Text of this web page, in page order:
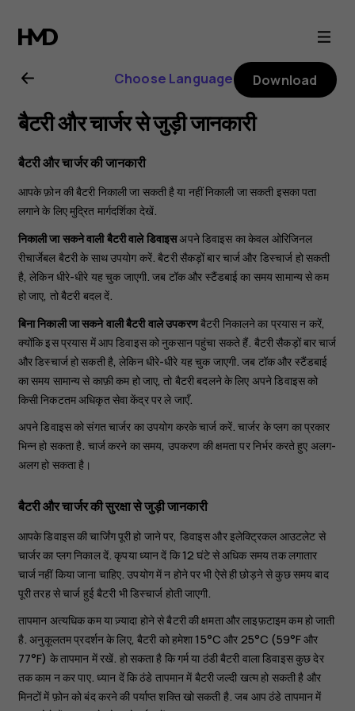
Nokia
G21
user
guide
Choose Language Download
बैटरी और चार्जर से जुड़ी जानकारी
बैटरी और चार्जर की जानकारी
आपके फ़ोन की बैटरी निकाली जा सकती है या नहीं निकाली जा सकती इसका पता
लगाने के लिए मुद्रित मार्गदर्शिका देखें.
निकाली जा सकने वाली बैटरी वाले डिवाइसअपने डिवाइस का केवल ओरिजिनल
रीचार्जेबल बैटरी के साथ उपयोग करें. बैटरी सैकड़ों बार चार्ज और डिस्चार्ज हो सकती
है, लेकिन धीरे-धीरे यह चुक जाएगी. जब टॉक और स्टैंडबाई का समय सामान्य से कम
हो जाए, तो बैटरी बदल दें.
बिना निकाली जा सकने वाली बैटरी वाले उपकरणबैटरी निकालने का प्रयास न करें,
क्योंकि इस प्रयास में आप डिवाइस को नुकसान पहुंचा सकते हैं. बैटरी सैकड़ों बार चार्ज
और डिस्चार्ज हो सकती है, लेकिन धीरे-धीरे यह चुक जाएगी. जब टॉक और स्टैंडबाई
का समय सामान्य से काफ़ी कम हो जाए, तो बैटरी बदलने के लिए अपने डिवाइस को
किसी निकटतम अधिकृत सेवा केंद्र पर ले जाएँ.
अपने डिवाइस को संगत चार्जर का उपयोग करके चार्ज करें. चार्जर के प्लग का प्रकार
भिन्न हो सकता है. चार्ज करने का समय, उपकरण की क्षमता पर निर्भर करते हुए अलग-
अलग हो सकता है।
बैटरी और चार्जर की सुरक्षा से जुड़ी जानकारी
आपके डिवाइस की चार्जिंग पूरी हो जाने पर, डिवाइस और इलेक्ट्रिकल आउटलेट से
चार्जर का प्लग निकाल दें. कृपया ध्यान दें कि 12 घंटे से अधिक समय तक लगातार
चार्ज नहीं किया जाना चाहिए. उपयोग में न होने पर भी ऐसे ही छोड़ने से कुछ समय बाद
पूरी तरह से चार्ज हुई बैटरी भी डिस्चार्ज होती जाएगी.
तापमान अत्यधिक कम या ज़्यादा होने से बैटरी की क्षमता और लाइफ़टाइम कम हो जाती
है. अनुकूलतम प्रदर्शन के लिए, बैटरी को हमेशा 15°C और 25°C (59°F और
77°F) के तापमान में रखें. हो सकता है कि गर्म या ठंडी बैटरी वाला डिवाइस कुछ देर
तक काम न कर पाए. ध्यान दें कि ठंडे तापमान में बैटरी जल्दी खत्म हो सकती है और
मिनटों में फ़ोन को बंद करने की पर्याप्त शक्ति खो सकती है. जब आप ठंडे तापमान में